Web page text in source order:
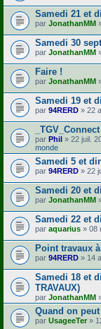
Samedi 21 et
par JonathanMM
Samedi 30
par JonathanMM
Faire !
par JonathanMM
Samedi 19 et
par 94RERD » 22
_TGV_Connect
par Phil » 22 juil.
monde
Samedi 5 et
par 94RERD » 22
Samedi 20 et
par JonathanMM
Samedi 22 et
par aquarius » 08
Point travaux
par 94RERD » 14
Samedi 18 et
TRAVAUX)
par JonathanMM
Quand on
par UsageeTer »